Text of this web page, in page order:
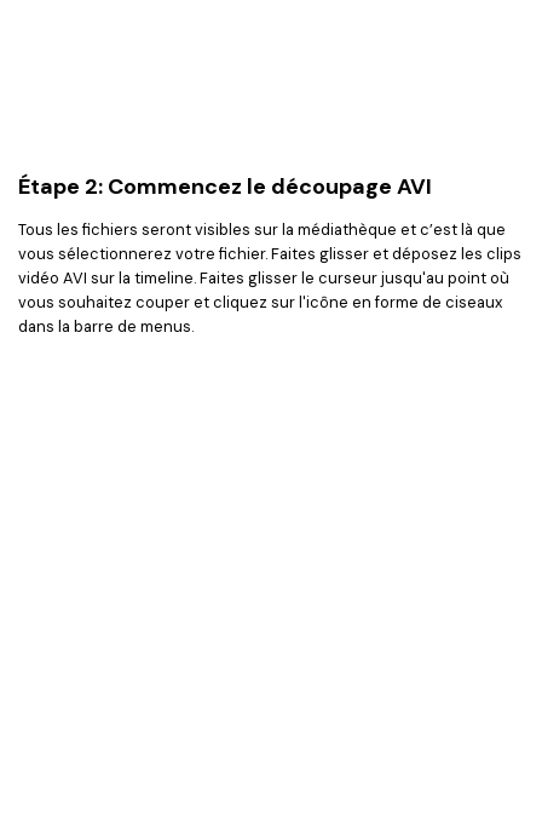
Étape 2: Commencez le découpage AVI
Tous les fichiers seront visibles sur la médiathèque et c’est là que
vous sélectionnerez votre fichier. Faites glisser et déposez les clips
vidéo AVI sur la timeline. Faites glisser le curseur jusqu'au point où
vous souhaitez couper et cliquez sur l'icône en forme de ciseaux
dans la barre de menus.